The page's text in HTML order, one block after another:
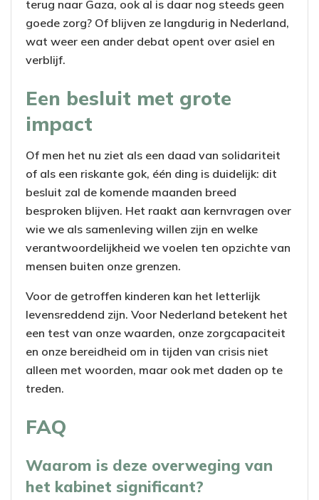
terug naar Gaza, ook al is daar nog steeds geen
goede zorg? Of blijven ze langdurig in Nederland,
wat weer een ander debat opent over asiel en
verblijf.
Een besluit met grote
impact
Of men het nu ziet als een daad van solidariteit
of als een riskante gok, één ding is duidelijk: dit
besluit zal de komende maanden breed
besproken blijven. Het raakt aan kernvragen over
wie we als samenleving willen zijn en welke
verantwoordelijkheid we voelen ten opzichte van
mensen buiten onze grenzen.
Voor de getroffen kinderen kan het letterlijk
levensreddend zijn. Voor Nederland betekent het
een test van onze waarden, onze zorgcapaciteit
en onze bereidheid om in tijden van crisis niet
alleen met woorden, maar ook met daden op te
treden.
FAQ
Waarom is deze overweging van
het kabinet significant?